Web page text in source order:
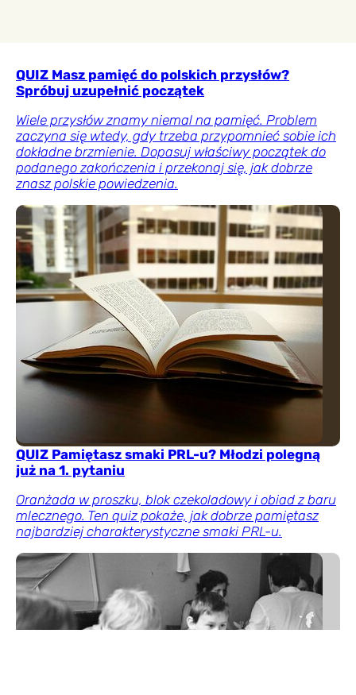
QUIZ Masz pamięć do polskich przysłów?
Spróbuj uzupełnić początek
Wiele przysłów znamy niemal na pamięć. Problem
zaczyna się wtedy, gdy trzeba przypomnieć sobie ich
dokładne brzmienie. Dopasuj właściwy początek do
podanego zakończenia i przekonaj się, jak dobrze
znasz polskie powiedzenia.
QUIZ Pamiętasz smaki PRL-u? Młodzi polegną
już na 1. pytaniu
Oranżada w proszku, blok czekoladowy i obiad z baru
mlecznego. Ten quiz pokaże, jak dobrze pamiętasz
najbardziej charakterystyczne smaki PRL-u.